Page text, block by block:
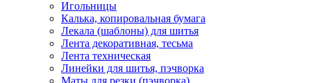
Игольницы
Калька, копировальная бумага
Лекала (шаблоны) для шитья
Лента декоративная, тесьма
Лента техническая
Линейки для шитья, пэчворка
Маты для резки (пэчворка)